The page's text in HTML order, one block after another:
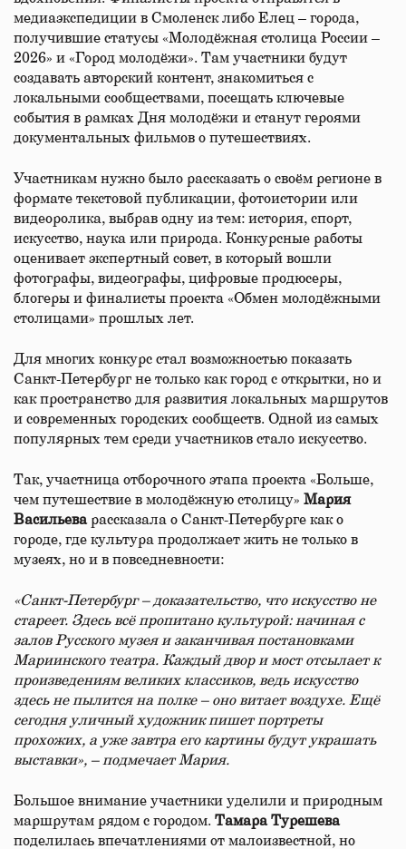
медиаэкспедиции в Смоленск либо Елец – города,
получившие статусы «Молодёжная столица России –
2026» и «Город молодёжи». Там участники будут
создавать авторский контент, знакомиться с
локальными сообществами, посещать ключевые
события в рамках Дня молодёжи и станут героями
документальных фильмов о путешествиях.
Участникам нужно было рассказать о своём регионе в
формате текстовой публикации, фотоистории или
видеоролика, выбрав одну из тем: история, спорт,
искусство, наука или природа. Конкурсные работы
оценивает экспертный совет, в который вошли
фотографы, видеографы, цифровые продюсеры,
блогеры и финалисты проекта «Обмен молодёжными
столицами» прошлых лет.
Для многих конкурс стал возможностью показать
Санкт-Петербург не только как город с открытки, но и
как пространство для развития локальных маршрутов
и современных городских сообществ. Одной из самых
популярных тем среди участников стало искусство.
Так, участница отборочного этапа проекта «Больше,
чем путешествие в молодёжную столицу» Мария
Васильева рассказала о Санкт-Петербурге как о
городе, где культура продолжает жить не только в
музеях, но и в повседневности:
«Санкт-Петербург – доказательство, что искусство не
стареет. Здесь всё пропитано культурой: начиная с
залов Русского музея и заканчивая постановками
Мариинского театра. Каждый двор и мост отсылает к
произведениям великих классиков, ведь искусство
здесь не пылится на полке – оно витает воздухе. Ещё
сегодня уличный художник пишет портреты
прохожих, а уже завтра его картины будут украшать
выставки», – подмечает Мария.
Большое внимание участники уделили и природным
маршрутам рядом с городом. Тамара Турешева
поделилась впечатлениями от малоизвестной, но